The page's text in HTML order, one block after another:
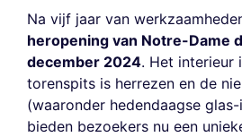
Na vijf jaar van
heropening van Notre-Dame
december 2024. Het interieur
torenspits is herrezen en de
(waaronder hedendaagse
bieden bezoekers nu een